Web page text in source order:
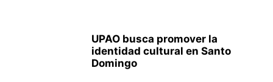
UPAO busca promover la
identidad cultural en Santo
Domingo